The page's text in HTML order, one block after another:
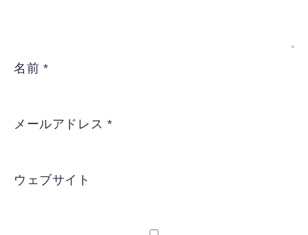
名前 *
メールアドレス *
ウェブサイト